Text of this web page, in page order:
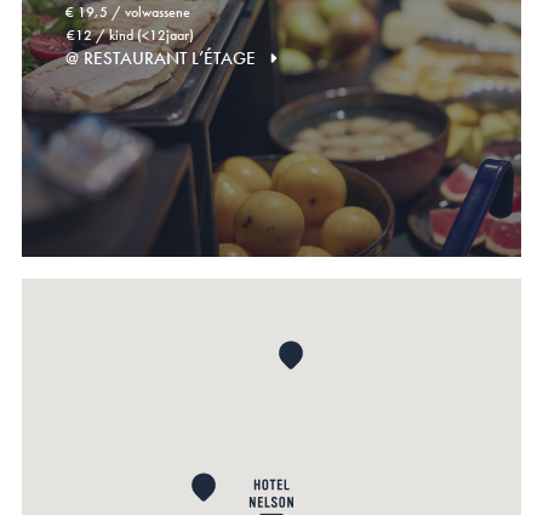
€ 19,5 / volwassene
€12 / kind (<12jaar)
@ RESTAURANT L’ÉTAGE